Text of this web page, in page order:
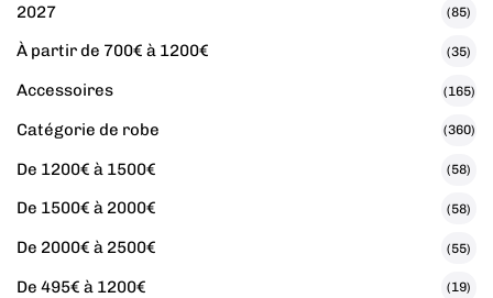
2027 (85)
À partir de 700€ à 1200€ (35)
Accessoires (165)
Catégorie de robe (360)
De 1200€ à 1500€ (58)
De 1500€ à 2000€ (58)
De 2000€ à 2500€ (55)
De 495€ à 1200€ (19)